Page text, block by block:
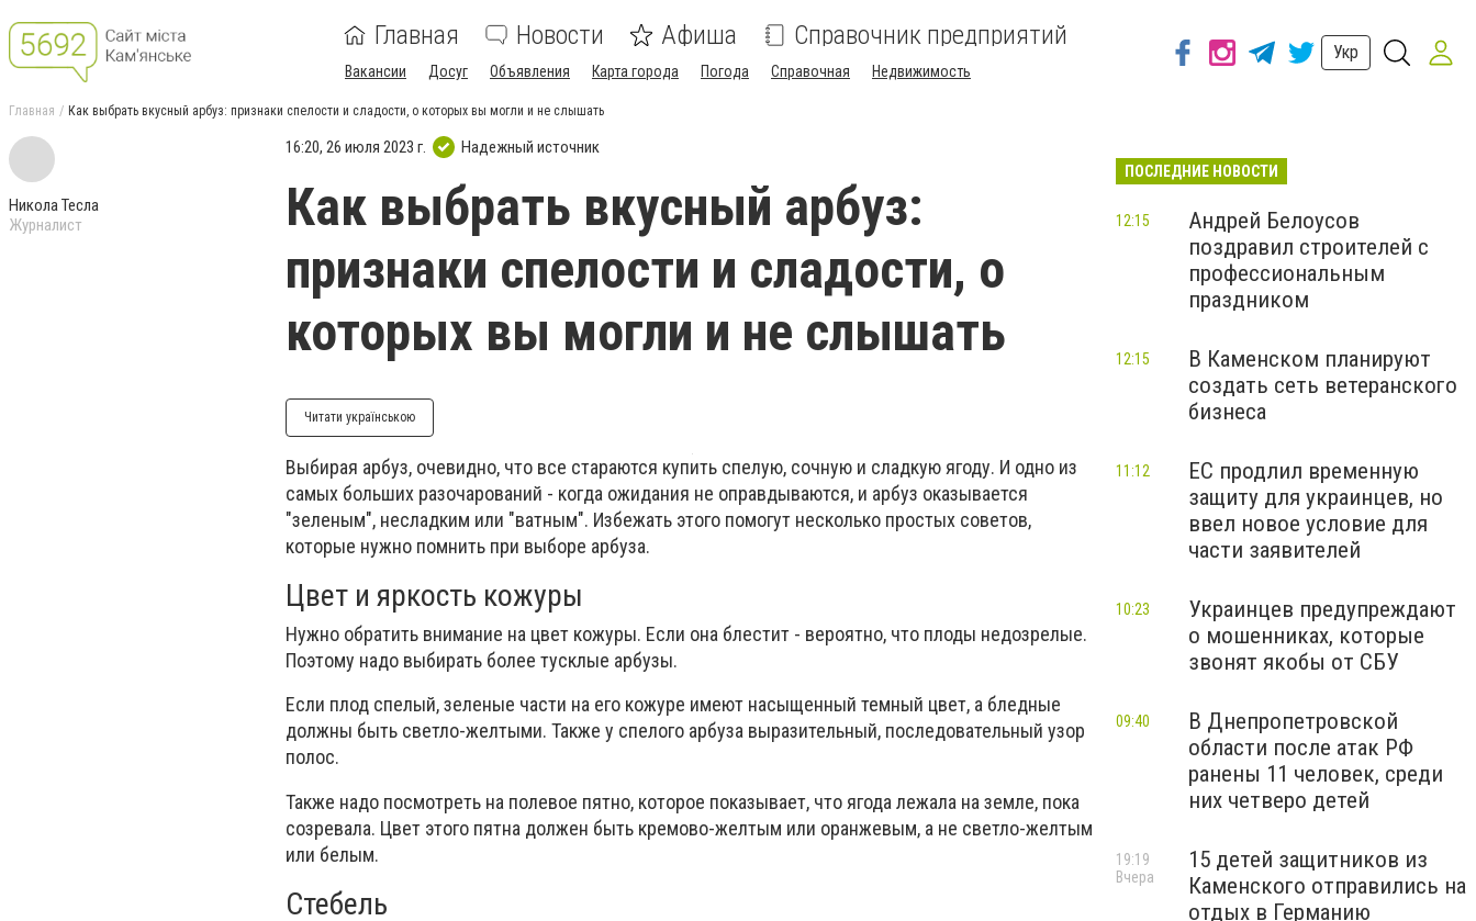
Главная Новости Афиша Справочник предприятий
Вакансии Досуг Объявления Карта города Погода Справочная Недвижимость
Укр
Главная Как выбрать вкусный арбуз: признаки спелости и сладости, о которых вы могли и не слышать
Никола Тесла
Журналист
16:20, 26 июля 2023 г. Надежный источник
Как выбрать вкусный арбуз:
признаки спелости и сладости, о
которых вы могли и не слышать
Читати українською
Выбирая арбуз, очевидно, что все стараются купить спелую, сочную и сладкую ягоду. И одно из
самых больших разочарований - когда ожидания не оправдываются, и арбуз оказывается
"зеленым", несладким или "ватным". Избежать этого помогут несколько простых советов,
которые нужно помнить при выборе арбуза.
Цвет и яркость кожуры
Нужно обратить внимание на цвет кожуры. Если она блестит - вероятно, что плоды недозрелые.
Поэтому надо выбирать более тусклые арбузы.
Если плод спелый, зеленые части на его кожуре имеют насыщенный темный цвет, а бледные
должны быть светло-желтыми. Также у спелого арбуза выразительный, последовательный узор
полос.
Также надо посмотреть на полевое пятно, которое показывает, что ягода лежала на земле, пока
созревала. Цвет этого пятна должен быть кремово-желтым или оранжевым, а не светло-желтым
или белым.
Стебель
ПОСЛЕДНИЕ НОВОСТИ
Андрей Белоусов
поздравил строителей с
профессиональным
праздником
12:15
В Каменском планируют
создать сеть ветеранского
бизнеса
12:15
ЕС продлил временную
защиту для украинцев, но
ввел новое условие для
части заявителей
11:12
Украинцев предупреждают
о мошенниках, которые
звонят якобы от СБУ
10:23
В Днепропетровской
области после атак РФ
ранены 11 человек, среди
них четверо детей
09:40
15 детей защитников из
Каменского отправились на
отдых в Германию
19:19
Вчера